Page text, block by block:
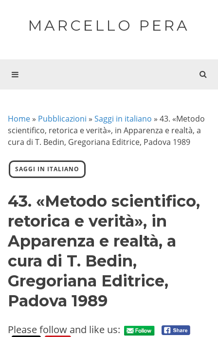
MARCELLO PERA
Home » Pubblicazioni » Saggi in italiano » 43. «Metodo
scientifico, retorica e verità», in Apparenza e realtà, a
cura di T. Bedin, Gregoriana Editrice, Padova 1989
SAGGI IN ITALIANO
43. «Metodo scientifico,
retorica e verità», in
Apparenza e realtà, a
cura di T. Bedin,
Gregoriana Editrice,
Padova 1989
Please follow and like us: